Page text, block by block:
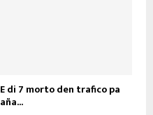
E di 7 morto den trafico pa
aña...